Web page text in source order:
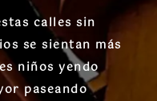
calles sin
se sientan más
niños yendo
paseando